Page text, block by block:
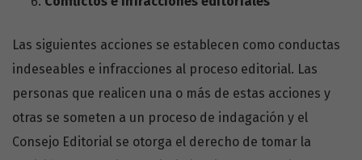
Las siguientes acciones se establecen como conductas
indeseables e infracciones al proceso editorial. Las
personas que realicen una o más de estas acciones y
otras se someten a un proceso de indagación y el
Consejo Editorial se otorga el derecho de tomar la